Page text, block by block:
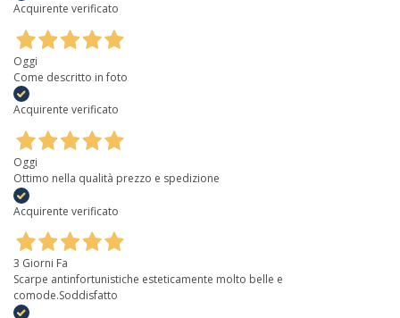
Acquirente verificato
Oggi
Come descritto in foto
Acquirente verificato
Oggi
Ottimo nella qualità prezzo e spedizione
Acquirente verificato
3 Giorni Fa
Scarpe antinfortunistiche esteticamente molto belle e
comode.Soddisfatto